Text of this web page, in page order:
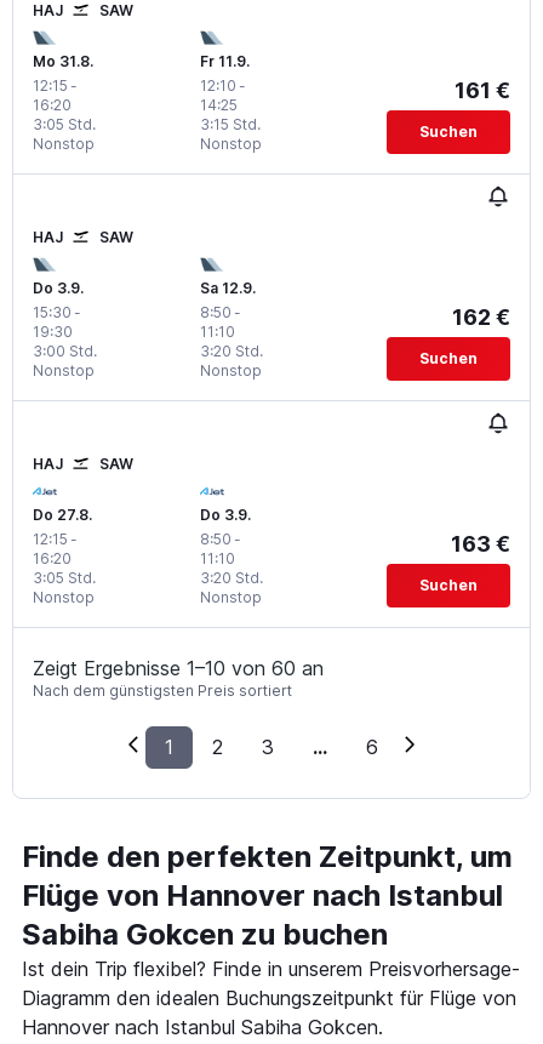
HAJ SAW
Mo 31.8.
12:15 -
16:20
Nonstop
3:05 Std.
Fr 11.9.
12:10 -
14:25
Nonstop
3:15 Std.
161 €
Suchen
HAJ SAW
Do 3.9.
15:30 -
19:30
Nonstop
3:00 Std.
Sa 12.9.
8:50 -
11:10
Nonstop
3:20 Std.
162 €
Suchen
HAJ SAW
Do 27.8.
12:15 -
16:20
Nonstop
3:05 Std.
Do 3.9.
8:50 -
11:10
Nonstop
3:20 Std.
163 €
Suchen
Zeigt Ergebnisse 1–10 von 60 an
Nach dem günstigsten Preis sortiert
1 2 3 ... 6
Finde den perfekten Zeitpunkt, um
Flüge von Hannover nach Istanbul
Sabiha Gokcen zu buchen
Ist dein Trip flexibel? Finde in unserem Preisvorhersage-
Diagramm den idealen Buchungszeitpunkt für Flüge von
Hannover nach Istanbul Sabiha Gokcen.